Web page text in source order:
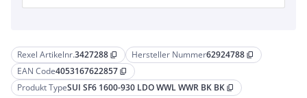
Rexel Artikelnr.3427288 content_copy Hersteller Nummer62924788 content_copy
EAN Code4053167622857 content_copy
Produkt TypeSUI SF6 1600-930 LDO WWL WWR BK BK content_copy